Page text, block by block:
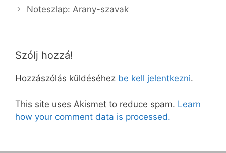
Noteszlap: Arany-szavak
Szólj hozzá!
Hozzászólás küldéséhez be kell jelentkezni.
This site uses Akismet to reduce spam. Learn
how your comment data is processed.